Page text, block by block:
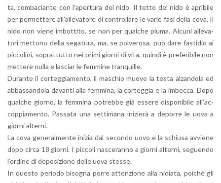
ta, com­ba­cian­te con l’a­per­tu­ra del nido. Il tetto del nido è apri­bi­le
per per­met­te­re al­l’al­le­va­to­re di con­trol­la­re le varie fasi della cova. Il
nido non viene im­bot­ti­to, se non per qual­che piuma. Al­cu­ni al­le­va­
to­ri met­to­no della se­ga­tu­ra, ma, se pol­ve­ro­sa, può dare fa­sti­dio ai
pic­co­li­ni, so­prat­tut­to nei primi gior­ni di vita, quin­di è pre­fe­ri­bi­le non
met­te­re nulla e la­sciar le fem­mi­ne tran­quil­le.
Du­ran­te il cor­teg­gia­men­to, il ma­schio muove la testa al­zan­do­la ed
ab­bas­san­do­la da­van­ti alla fem­mi­na, la cor­teg­gia e la im­bec­ca. Dopo
qual­che gior­no, la fem­mi­na po­treb­be già es­se­re di­spo­ni­bi­le al­l’ac­
cop­pia­men­to. Pas­sa­ta una set­ti­ma­na ini­zie­rà a de­por­re le uova a
gior­ni al­ter­ni.
La cova ge­ne­ral­men­te ini­zia dal se­con­do uovo e la schiu­sa av­vie­ne
dopo circa 18 gior­ni. I pic­co­li na­sce­ran­no a gior­ni al­ter­ni, se­guen­do
l’or­di­ne di de­po­si­zio­ne delle uova stes­se.
In que­sto pe­rio­do bi­so­gna porre at­ten­zio­ne alla ni­dia­ta, poi­ché gli